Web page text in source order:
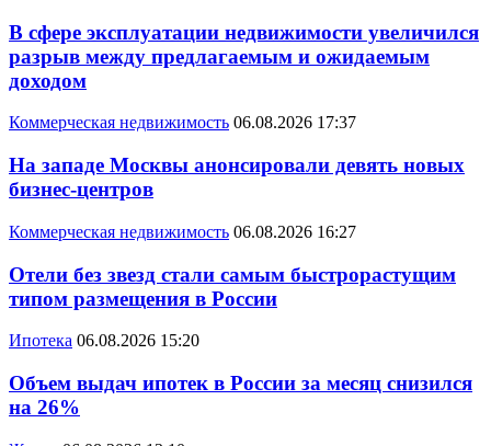
В сфере эксплуатации недвижимости увеличился
разрыв между предлагаемым и ожидаемым
доходом
Коммерческая недвижимость 06.08.2026 17:37
На западе Москвы анонсировали девять новых
бизнес-центров
Коммерческая недвижимость 06.08.2026 16:27
Отели без звезд стали самым быстрорастущим
типом размещения в России
Ипотека 06.08.2026 15:20
Объем выдач ипотек в России за месяц снизился
на 26%